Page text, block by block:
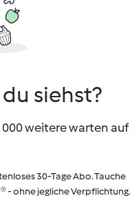
siehst?
000 weitere warten auf
30-Tage Abo. Tauche
- ohne jegliche Verpflichtung.